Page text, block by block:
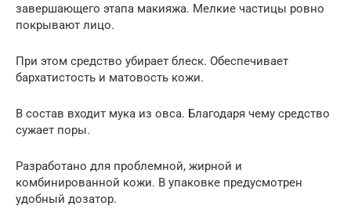
завершающего этапа макияжа. Мелкие частицы ровно
покрывают лицо.
При этом средство убирает блеск. Обеспечивает
бархатистость и матовость кожи.
В состав входит мука из овса. Благодаря чему средство
сужает поры.
Разработано для проблемной, жирной и
комбинированной кожи. В упаковке предусмотрен
удобный дозатор.